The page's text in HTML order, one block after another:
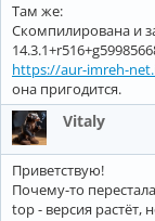
Там же:
Скомпилирована и
https://aur-imreh-
она пригодится.
Vitaly
Приветствую!
Почему-то
top - версия растёт,